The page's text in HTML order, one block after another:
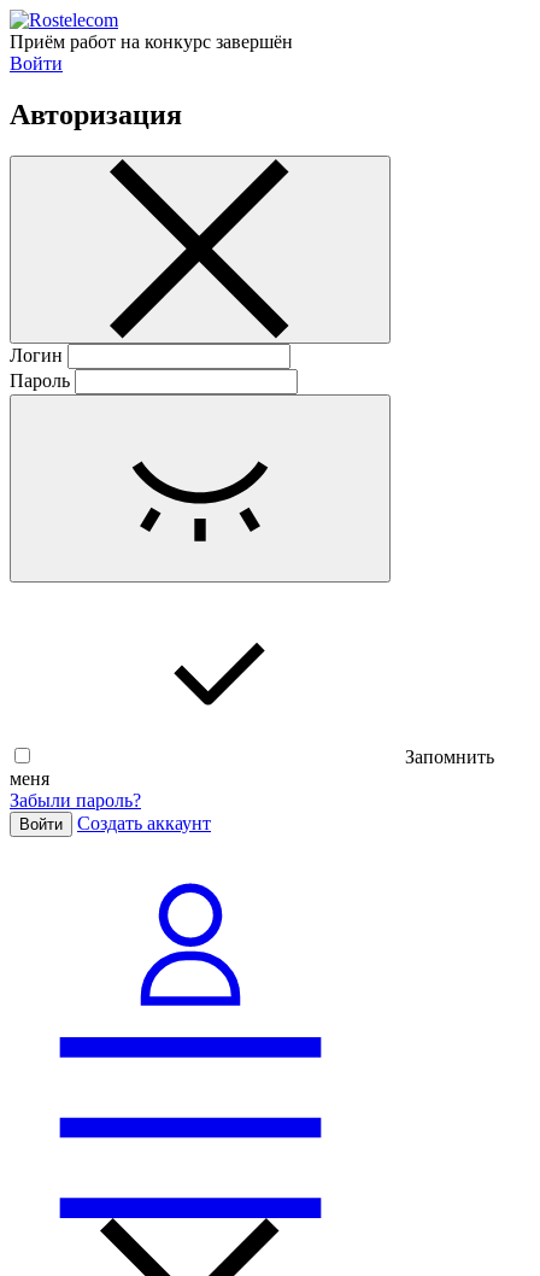
Приём работ на конкурс завершён
Войти
Авторизация
Логин
Пароль
Запомнить
меня
Забыли пароль?
Войти Cоздать аккаунт